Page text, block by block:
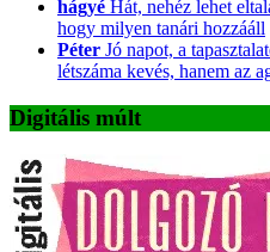
hágyé Hát, nehéz lehet
hogy milyen tanári hozzááll
Péter Jó napot, a
létszáma kevés, hanem az
Digitális múlt